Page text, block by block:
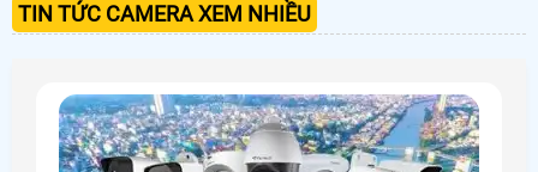
TIN TỨC CAMERA XEM NHIỀU